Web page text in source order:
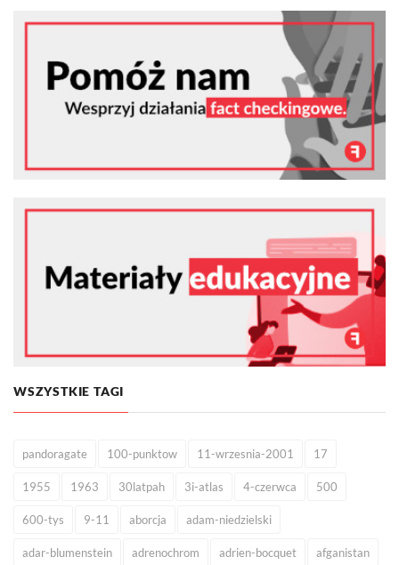
WSZYSTKIE TAGI
pandoragate 100-punktow 11-wrzesnia-2001 17
1955 1963 30latpah 3i-atlas 4-czerwca 500
600-tys 9-11 aborcja adam-niedzielski
adar-blumenstein adrenochrom adrien-bocquet afganistan